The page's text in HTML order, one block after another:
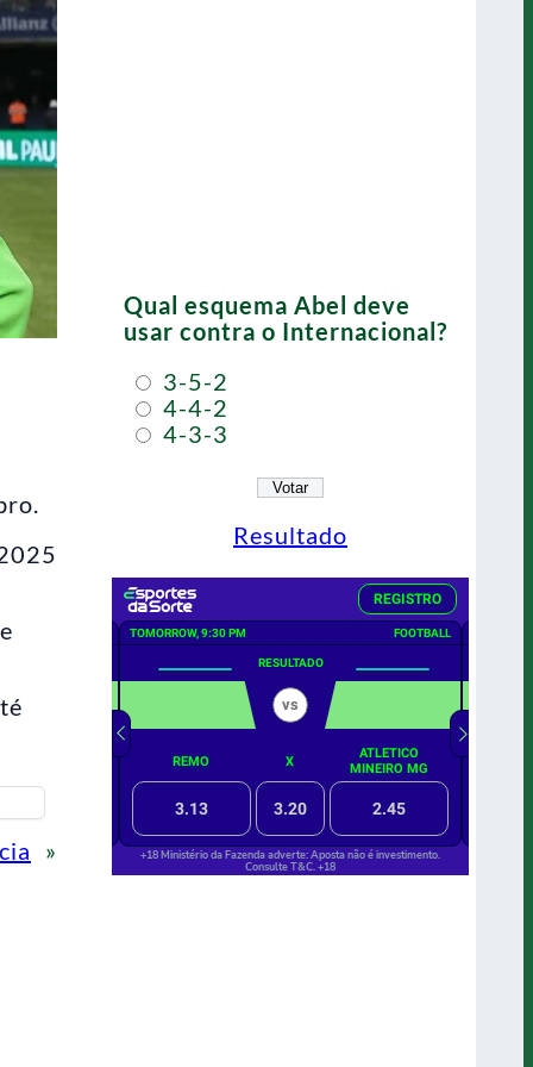
»
Qual esquema Abel deve
usar contra o Internacional?
3-5-2
4-4-2
4-3-3
Resultado